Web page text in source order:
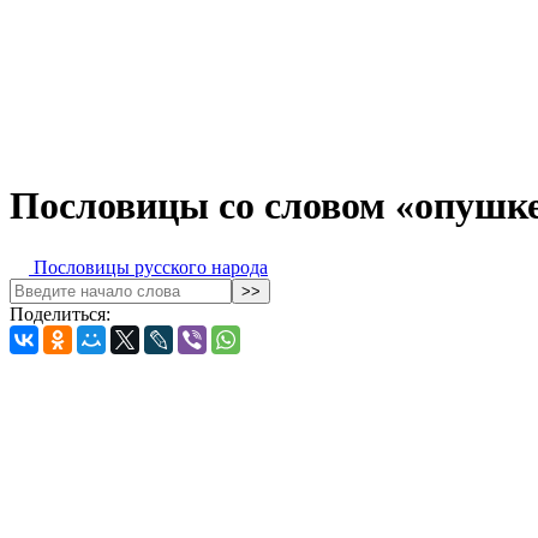
Пословицы со словом
Пословицы русского народа
Поделиться: